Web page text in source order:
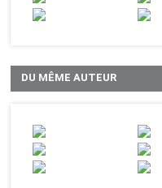
DU MÊME AUTEUR